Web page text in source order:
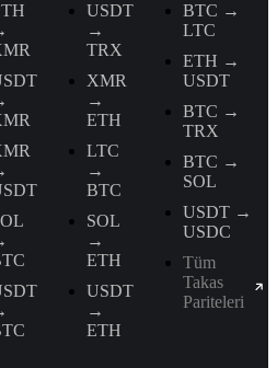
USDT
→
TRX
XMR
→
ETH
LTC
→
BTC
SOL
→
ETH
USDT
→
ETH
BTC →
LTC
ETH →
USDT
BTC →
TRX
BTC →
SOL
USDT →
USDC
Tüm
Takas
Pariteleri